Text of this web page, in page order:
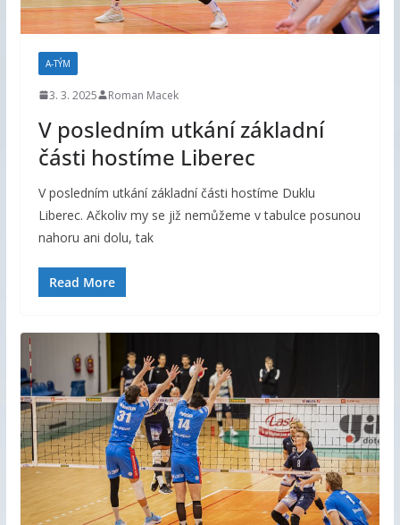
A-TÝM
3. 3. 2025 Roman Macek
V posledním utkání základní
části hostíme Liberec
V posledním utkání základní části hostíme Duklu
Liberec. Ačkoliv my se již nemůžeme v tabulce posunou
nahoru ani dolu, tak
Read More